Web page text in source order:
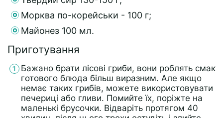
Морква по-корейськи - 100 г;
Майонез 100 мл.
Приготування
Бажано брати лісові гриби, вони роблять смак
готового блюда більш виразним. Але якщо
немає таких грибів, можете використовувати
печериці або гливи. Помийте їх, поріжте на
маленькі брусочки. Відваріть протягом 40